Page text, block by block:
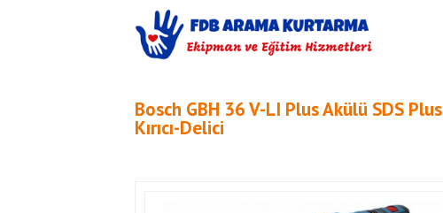
Bosch GBH 36 V-LI Plus Akülü SDS Plus
Kırıcı-Delici